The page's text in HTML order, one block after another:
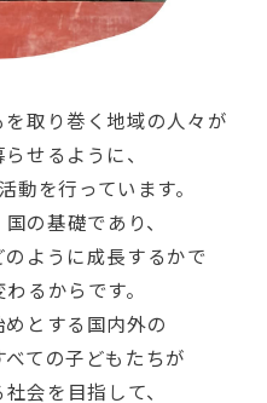
取り巻く地域の人々が
せるように、
動を行っています。
の基礎であり、
ように成長するかで
るからです。
とする国内外の
ての子どもたちが
会を目指して、